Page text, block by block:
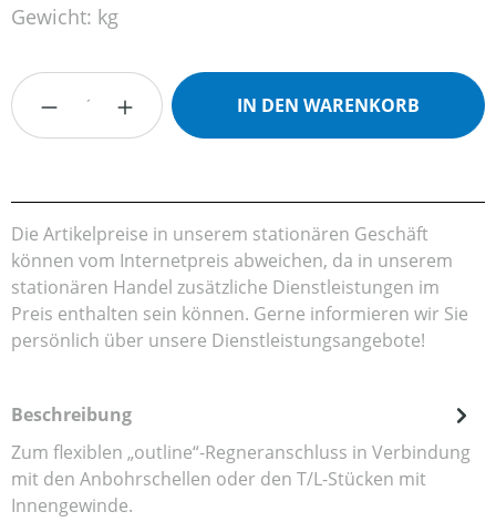
Gewicht: kg
Produkt Anzahl: Gib den gewünschten
IN DEN WARENKORB
Die Artikelpreise in unserem stationären Geschäft
können vom Internetpreis abweichen, da in unserem
stationären Handel zusätzliche Dienstleistungen im
Preis enthalten sein können. Gerne informieren wir Sie
persönlich über unsere Dienstleistungsangebote!
Beschreibung
Zum flexiblen „outline“-Regneranschluss in Verbindung
mit den Anbohrschellen oder den T/L-Stücken mit
Innengewinde.